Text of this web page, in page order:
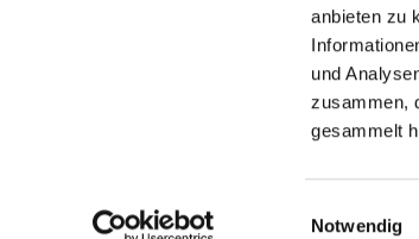
anbieten zu
und
zusammen,
gesammelt
Notwendig